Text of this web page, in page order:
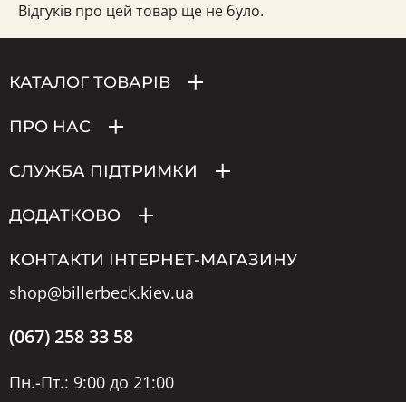
Відгуків про цей товар ще не було.
КАТАЛОГ ТОВАРІВ
ПРО НАС
СЛУЖБА ПІДТРИМКИ
ДОДАТКОВО
КОНТАКТИ ІНТЕРНЕТ-МАГАЗИНУ
shop@billerbeck.kiev.ua
(067) 258 33 58
Пн.-Пт.: 9:00 до 21:00